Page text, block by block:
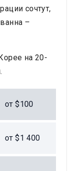
сочтут,
–
на 20-
от $100
от $1 400